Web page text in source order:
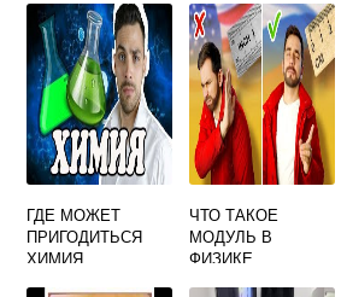
ГДЕ МОЖЕТ
ПРИГОДИТЬСЯ
ХИМИЯ
ЧТО ТАКОЕ
МОДУЛЬ В
ФИЗИКЕ